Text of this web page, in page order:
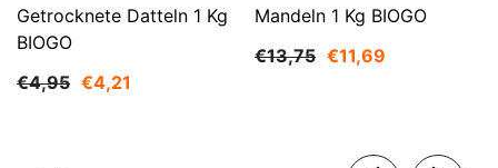
Getrocknete Datteln 1 Kg
BIOGO
€4,95 €4,21
Mandeln 1 Kg BIOGO
€13,75 €11,69